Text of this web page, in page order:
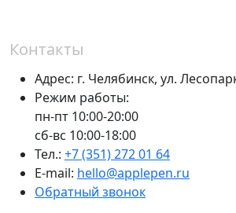
Контакты
Адрес: г. Челябинск, ул.
Режим работы:
пн-пт 10:00-20:00
сб-вс 10:00-18:00
Тел.: +7 (351) 272 01 64
E-mail: hello@applepen.ru
Обратный звонок